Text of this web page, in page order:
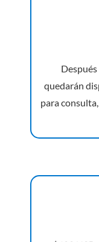
Después
quedarán
para